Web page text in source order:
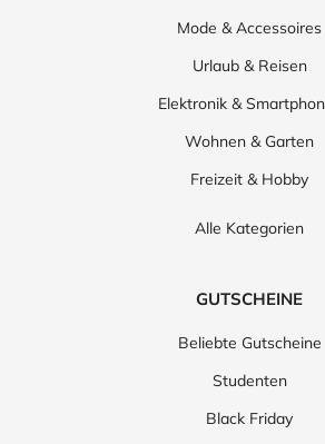
Mode & Accessoires
Urlaub & Reisen
Elektronik &
Wohnen & Garten
Freizeit & Hobby
Alle Kategorien
GUTSCHEINE
Beliebte Gutscheine
Studenten
Black Friday